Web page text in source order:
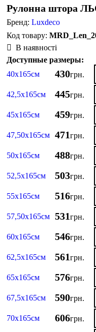
Рулонна штора
Бренд:Luxdeco
В наявності
Доступные размеры:
40х165см
430грн.
42,5х165см 445грн.
45х165см 459грн.
47,50х165см 471грн.
50х165см 488грн.
52,5х165см 503грн.
55х165см 516грн.
57,50х165см 531грн.
60х165см 546грн.
62,5х165см 561грн.
65х165см 576грн.
67,5х165см 590грн.
70х165см 606грн.